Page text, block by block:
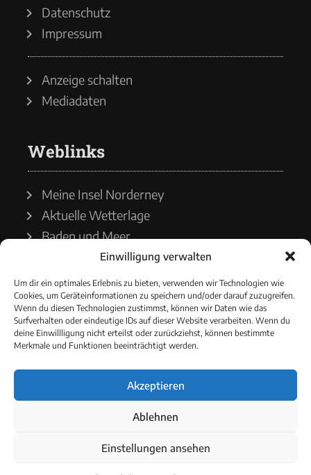
Einwilligung verwalten
Um dir ein optimales Erlebnis zu bieten, verwenden wir Technologien wie
Cookies, um Geräteinformationen zu speichern und/oder darauf zuzugreifen.
Wenn du diesen Technologien zustimmst, können wir Daten wie das
Surfverhalten oder eindeutige IDs auf dieser Website verarbeiten. Wenn du
deine Einwillligung nicht erteilst oder zurückziehst, können bestimmte
Merkmale und Funktionen beeinträchtigt werden.
Akzeptieren
Ablehnen
Einstellungen ansehen
Datenschutz
Impressum
Anzeige schalten
Mediadaten
Weblinks
Meine Insel Norderney
Aktuelle Wetterlage
Baden und Meer
Wetterdienst
Wasserstände
Schiffsverkehr